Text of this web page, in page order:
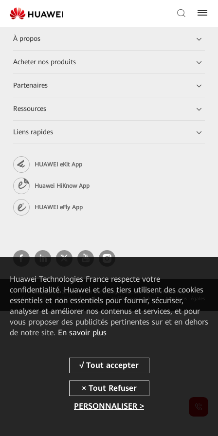
À propos
Acheter nos produits
Partenaires
Ressources
Liens rapides
HUAWEI eKit App
Huawei HiKnow App
HUAWEI eFly App
Copyright © 2026 Huawei Technologies Co., Ltd. All rights reserved.
Confidentialité
Politique de Cookies Préférences Cookies Mentions Légales
Huawei Technologies Francerespecte votre
confidentialité. Huawei et des tiers utilisent des cookies
essentiels et non essentiels pour fournir, sécuriser,
analyser et améliorer nos contenus et services, et pour
vous proposer des publicités pertinentes sur et en dehors
de notre site. En savoir plus
PERSONNALISER >